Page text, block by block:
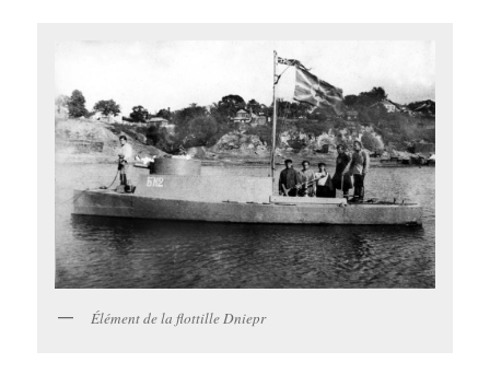
Élément de la flottille Dniepr